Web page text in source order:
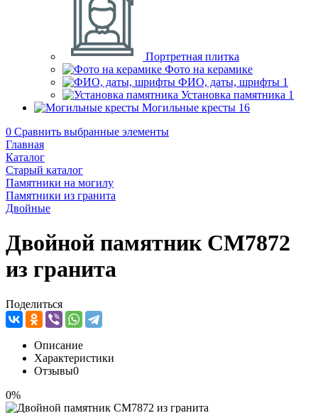
Портретная плитка
Фото на керамике
ФИО, даты, шрифты 1
Установка памятника 1
Могильные кресты 16
0 Сравнить выбранные элементы
Главная
Каталог
Старый каталог
Памятники на могилу
Памятники из гранита
Двойные
Двойной памятник CM7872
из гранита
Поделиться
Описание
Характеристики
Отзывы0
0%